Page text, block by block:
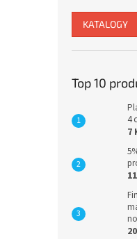
KATALOGY
Top 10
4
7